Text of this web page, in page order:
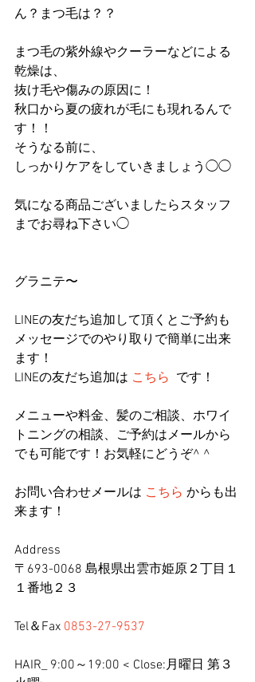
ん？まつ毛は？？
まつ毛の紫外線やクーラーなどによる
乾燥は、
抜け毛や傷みの原因に！
秋口から夏の疲れが毛にも現れるんで
す！！
そうなる前に、
しっかりケアをしていきましょう◯◯
気になる商品ございましたらスタッフ
までお尋ね下さい◯
グラニテ〜
LINEの友だち追加して頂くとご予約も
メッセージでのやり取りで簡単に出来
ます！
LINEの友だち追加は こちら
  です！
メニューや料金、髪のご相談、ホワイ
トニングの相談、ご予約はメールから
でも可能です！お気軽にどうぞ^ ^
お問い合わせメールは こちら からも出
来ます！
Address
〒693-0068 島根県出雲市姫原２丁目１
１番地２３
Tel＆Fax 0853-27-9537
HAIR_ 9:00～19:00 < Close:月曜日 第３